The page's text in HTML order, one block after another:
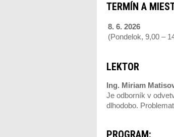
TERMÍN A
8. 6. 2026
(Pondelok, 9,00 –
LEKTOR
Ing. Miriam
Je odborník v
dlhodobo.
PROGRAM: